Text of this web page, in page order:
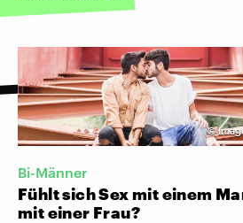
©
Bi-Männer
Fühlt sich Sex mit einem
mit einer Frau?